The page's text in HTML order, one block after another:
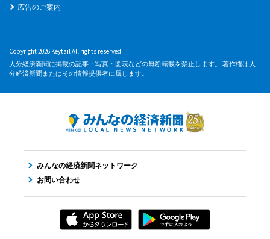
広告のご案内
Copyright 2026 Keytail All rights reserved.
大分経済新聞に掲載の記事・写真・図表などの無断転載を禁止します。 著作権は大
分経済新聞またはその情報提供者に属します。
みんなの経済新聞ネットワーク
お問い合わせ